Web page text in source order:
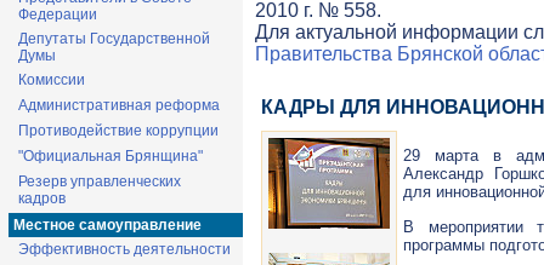
Федерации
Депутаты Государственной
Думы
Комиссии
Административная реформа
Противодействие коррупции
"Официальная Брянщина"
Резерв управленческих
кадров
Местное самоуправление
Эффективность деятельности
2010 г. № 558.
Для актуальной информации
Правительства Брянской
КАДРЫ ДЛЯ
29 марта в
Александр
для
В мероприятии
программы